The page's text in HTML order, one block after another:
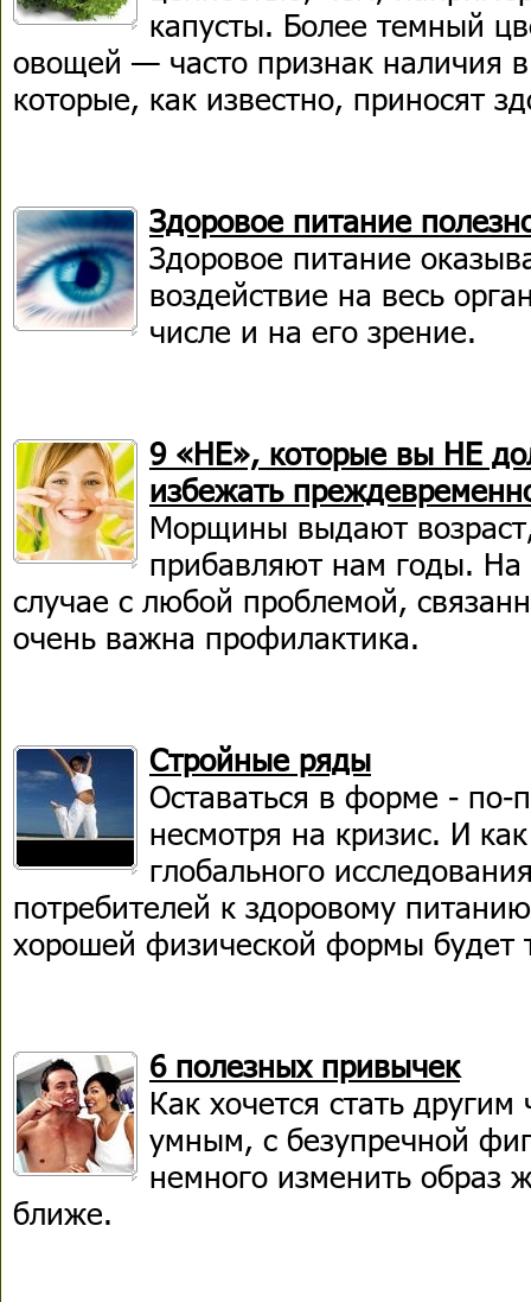
капусты. Более темный
овощей — часто признак наличия
которые, как известно, приносят
Здоровое питание
Здоровое питание
воздействие на весь
числе и на его зрение.
9 «НЕ», которые вы НЕ
избежать
Морщины выдают
прибавляют нам годы.
случае с любой проблемой,
очень важна профилактика.
Стройные ряды
Оставаться в форме - по-
несмотря на кризис. И
глобального
потребителей к здоровому
хорошей физической формы будет
6 полезных привычек
Как хочется стать
умным, с безупречной
немного изменить образ
ближе.